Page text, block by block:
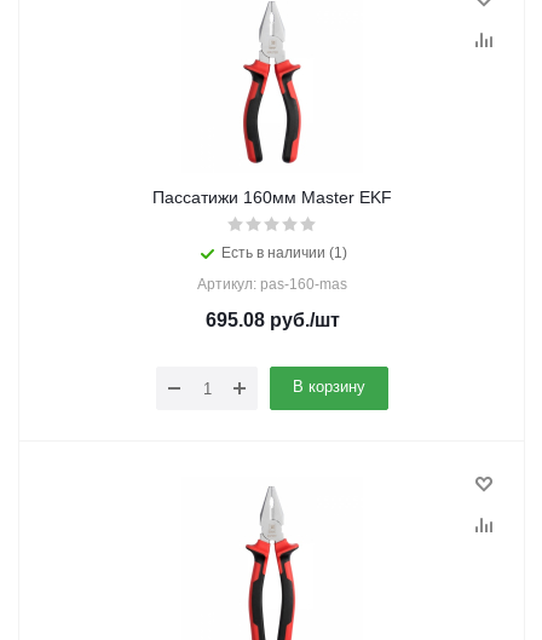
Пассатижи 160мм Master EKF
Есть в наличии (1)
Артикул: pas-160-mas
695.08руб./шт
В корзину